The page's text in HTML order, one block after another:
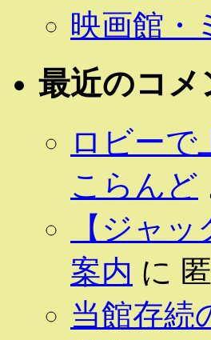
映画館・
最近のコメ
ロビー
こらんど
【ジャ
案内 に
当館存続